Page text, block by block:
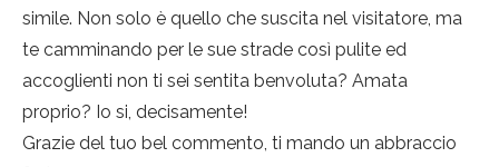
simile. Non solo è quello che suscita nel visitatore, ma
te camminando per le sue strade così pulite ed
accoglienti non ti sei sentita benvoluta? Amata
proprio? Io si, decisamente!
Grazie del tuo bel commento, ti mando un abbraccio